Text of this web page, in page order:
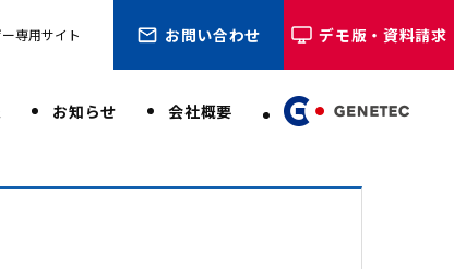
専用サイト お問い合わせ デモ版・資料請求
お知らせ 会社概要